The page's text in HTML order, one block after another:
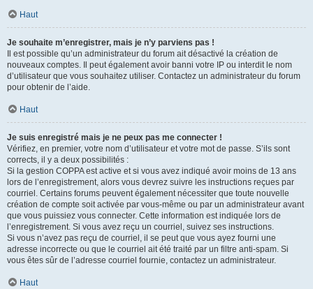
Haut
Je souhaite m’enregistrer, mais je n’y parviens pas !
Il est possible qu’un administrateur du forum ait désactivé la création de
nouveaux comptes. Il peut également avoir banni votre IP ou interdit le nom
d’utilisateur que vous souhaitez utiliser. Contactez un administrateur du forum
pour obtenir de l’aide.
Haut
Je suis enregistré mais je ne peux pas me connecter !
Vérifiez, en premier, votre nom d’utilisateur et votre mot de passe. S’ils sont
corrects, il y a deux possibilités :
Si la gestion COPPA est active et si vous avez indiqué avoir moins de 13 ans
lors de l’enregistrement, alors vous devrez suivre les instructions reçues par
courriel. Certains forums peuvent également nécessiter que toute nouvelle
création de compte soit activée par vous-même ou par un administrateur avant
que vous puissiez vous connecter. Cette information est indiquée lors de
l’enregistrement. Si vous avez reçu un courriel, suivez ses instructions.
Si vous n’avez pas reçu de courriel, il se peut que vous ayez fourni une
adresse incorrecte ou que le courriel ait été traité par un filtre anti-spam. Si
vous êtes sûr de l’adresse courriel fournie, contactez un administrateur.
Haut